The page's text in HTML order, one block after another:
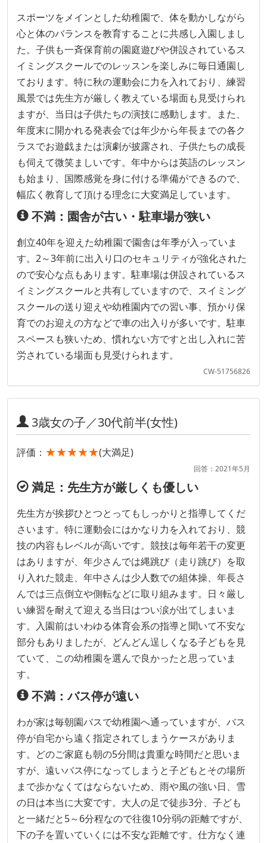
スポーツをメインとした幼稚園で、体を動かしながら
心と体のバランスを教育することに共感し入園しまし
た。子供も一斉保育前の園庭遊びや併設されているス
イミングスクールでのレッスンを楽しみに毎日通園し
ております。特に秋の運動会に力を入れており、練習
風景では先生方が厳しく教えている場面も見受けられ
ますが、当日は子供たちの演技に感動します。また、
年度末に開かれる発表会では年少から年長までの各ク
ラスでお遊戯または演劇が披露され、子供たちの成長
も伺えて微笑ましいです。年中からは英語のレッスン
も始まり、国際感覚を身に付ける準備ができるので、
幅広く教育して頂ける理念に大変満足しています。
不満：園舎が古い・駐車場が狭い
創立40年を迎えた幼稚園で園舎は年季が入っていま
す。2～3年前に出入り口のセキュリティが強化された
ので安心な点もあります。駐車場は併設されているス
イミングスクールと共有していますので、スイミング
スクールの送り迎えや幼稚園内での習い事、預かり保
育でのお迎えの方などで車の出入りが多いです。駐車
スペースも狭いため、慣れない方ですと出し入れに苦
労されている場面も見受けられます。
CW-51756826
3歳女の子／30代前半(女性)
評価： ★★★★★(大満足)
回答：2021年5月
満足：先生方が厳しくも優しい
先生方が挨拶ひとつとってもしっかりと指導してくだ
さいます。特に運動会にはかなり力を入れており、競
技の内容もレベルが高いです。競技は毎年若干の変更
はありますが、年少さんでは縄跳び（走り跳び）を取
り入れた競走、年中さんは少人数での組体操、年長さ
んでは三点倒立や側転などに取り組みます。日々厳し
い練習を耐えて迎える当日はつい涙が出てしまいま
す。入園前はいわゆる体育会系の指導と聞いて不安な
部分もありましたが、どんどん逞しくなる子どもを見
ていて、この幼稚園を選んで良かったと思っていま
す。
不満：バス停が遠い
わが家は毎朝園バスで幼稚園へ通っていますが、バス
停が自宅から遠く指定されてしまうケースがありま
す。どのご家庭も朝の5分間は貴重な時間だと思いま
すが、遠いバス停になってしまうと子どもとその場所
まで歩かなくてはならないため、雨や風の強い日、雪
の日は本当に大変です。大人の足で徒歩3分、子ども
と一緒だと5～6分程なので往復10分弱の距離ですが、
下の子を置いていくには不安な距離です。仕方なく連